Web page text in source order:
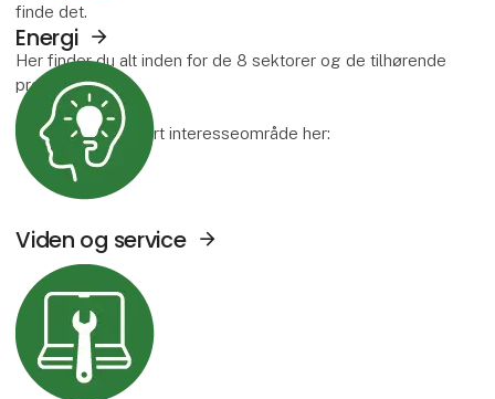
finde det.
Her finder du alt inden for de 8 sektorer og de tilhørende
produktgrupper.
Læs mere om hvert interesseområde her:
Energi
Viden og service
Se Agromek udstillere sektor: Viden og